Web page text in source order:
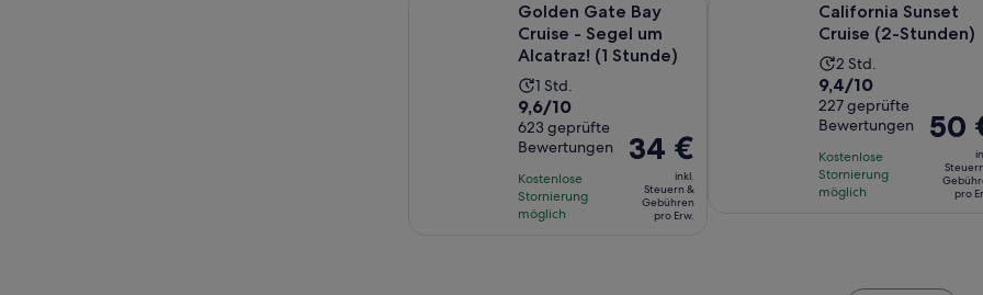
Golden Gate Bay
Cruise - Segel um
Alcatraz! (1 Stunde)
Die
Aktivität
dauert
1 Stunde
1 Std.
9.6
von
10,
basierend
auf
623
9,6/10
623 geprüfte
Bewertungen
Kostenlose
Stornierung
möglich
Der
Preis
beträgt
34 €
34 €
inkl.
Steuern &
Gebühren
pro Erw.
California Sunset
Cruise (2-Stunden)
Die
Aktivität
dauert
2
Stunden
2 Std.
9.4
von
10,
basierend
auf
227
9,4/10
227 geprüfte
Bewertungen
Kostenlose
Stornierung
möglich
Der
Preis
50 €
50
pro